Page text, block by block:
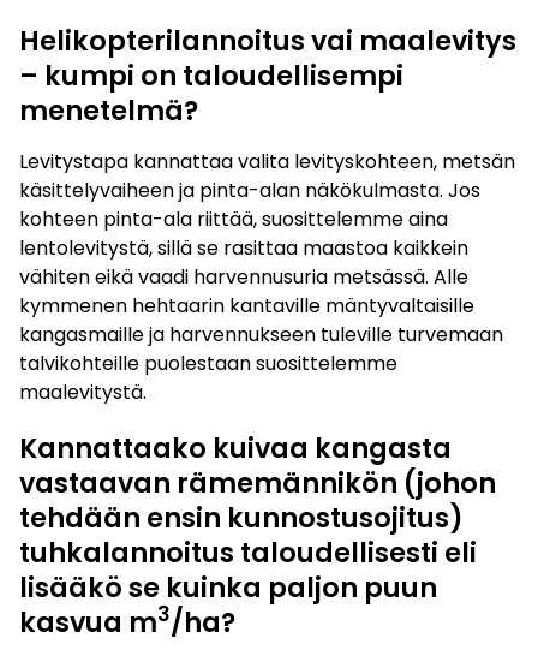
Helikopterilannoitus vai maalevitys
– kumpi on taloudellisempi
menetelmä?
Levitystapa kannattaa valita levityskohteen, metsän
käsittelyvaiheen ja pinta-alan näkökulmasta. Jos
kohteen pinta-ala riittää, suosittelemme aina
lentolevitystä, sillä se rasittaa maastoa kaikkein
vähiten eikä vaadi harvennusuria metsässä. Alle
kymmenen hehtaarin kantaville mäntyvaltaisille
kangasmaille ja harvennukseen tuleville turvemaan
talvikohteille puolestaan suosittelemme
maalevitystä.
Kannattaako kuivaa kangasta
vastaavan rämemännikön (johon
tehdään ensin kunnostusojitus)
tuhkalannoitus taloudellisesti eli
lisääkö se kuinka paljon puun
kasvua m3/ha?